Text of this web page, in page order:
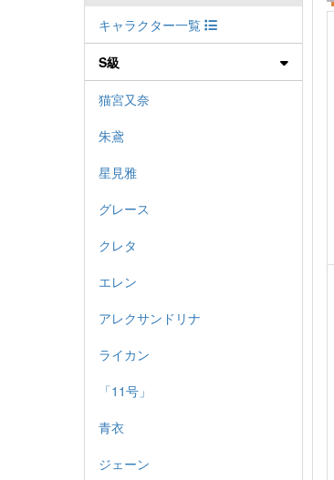
キャラクター一覧
S級
猫宮又奈
朱鳶
星見雅
グレース
クレタ
エレン
アレクサンドリナ
ライカン
「11号」
青衣
ジェーン